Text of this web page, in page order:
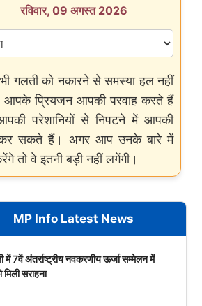
चेयरमैन Mukesh Sharma
✍️ Om Giri शेयर करें
रविवार, 09 अगस्त 2026
गलती को नकारने से समस्या हल नहीं
आपके प्रियजन आपकी परवाह करते हैं
परेशानियों से निपटने में आपकी
सकते हैं। अगर आप उनके बारे में
तो वे इतनी बड़ी नहीं लगेंगी।
MP Info Latest News
में 7वें अंतर्राष्ट्रीय नवकरणीय ऊर्जा सम्मेलन में
सराहना